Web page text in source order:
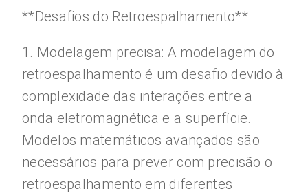
**Desafios do Retroespalhamento**
1. Modelagem precisa: A modelagem do
retroespalhamento é um desafio devido à
complexidade das interações entre a
onda eletromagnética e a superfície.
Modelos matemáticos avançados são
necessários para prever com precisão o
retroespalhamento em diferentes